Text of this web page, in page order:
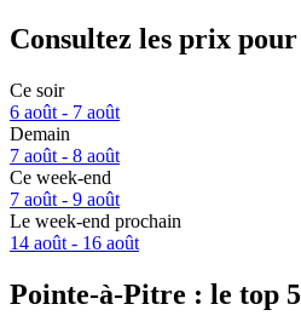
Consultez les prix pour
Ce soir
6 août - 7 août
Demain
7 août - 8 août
Ce week-end
7 août - 9 août
Le week-end prochain
14 août - 16 août
Pointe-à-Pitre : le top